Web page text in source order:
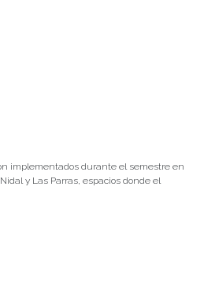
implementados durante el semestre en
y Las Parras, espacios donde el